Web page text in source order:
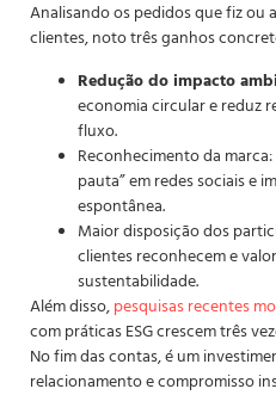
Analisando os pedidos que fiz ou
clientes, noto três ganhos
Redução do impacto
economia circular e reduz
fluxo.
Reconhecimento da
pauta” em redes sociais e
espontânea.
Maior disposição dos
clientes reconhecem e
sustentabilidade.
Além disso, pesquisas recentes
com práticas ESG crescem três
No fim das contas, é um
relacionamento e compromisso